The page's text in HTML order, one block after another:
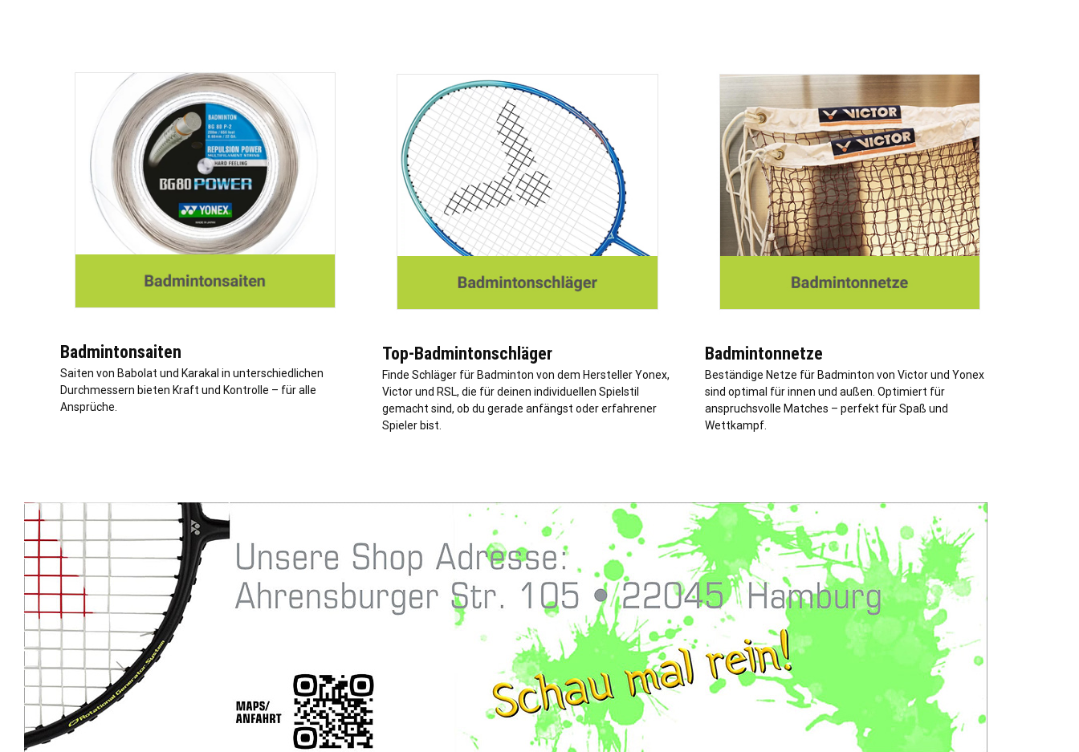
Badmintonsaiten
Saiten von Babolat und Karakal in unterschiedlichen
Durchmessern bieten Kraft und Kontrolle – für alle
Ansprüche.
Top-Badmintonschläger
Finde Schläger für Badminton von dem Hersteller Yonex,
Victor und RSL, die für deinen individuellen Spielstil
gemacht sind, ob du gerade anfängst oder erfahrener
Spieler bist.
Badmintonnetze
Beständige Netze für Badminton von Victor und Yonex
sind optimal für innen und außen. Optimiert für
anspruchsvolle Matches – perfekt für Spaß und
Wettkampf.